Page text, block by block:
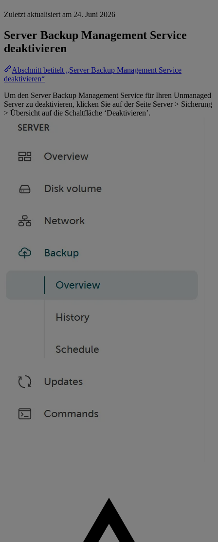
Zuletzt aktualisiert am 24. Juni 2026
Server Backup Management Service
deaktivieren
Abschnitt betitelt „Server Backup Management Service
deaktivieren“
Um den Server Backup Management Service für Ihren Unmanaged
Server zu deaktivieren, klicken Sie auf der Seite Server > Sicherung
> Übersicht auf die Schaltfläche ‘Deaktivieren’.